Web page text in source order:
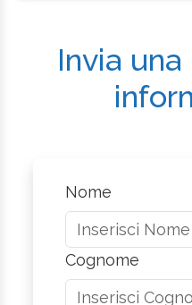
Invia
Nome
Cognome